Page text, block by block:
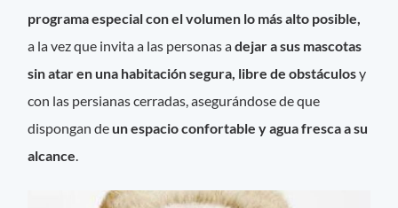
programa especial con el volumen lo más alto posible,
a la vez que invita a las personas adejar a sus mascotas
sin atar en una habitación segura, libre de obstáculosy
con las persianas cerradas, asegurándose de que
dispongan de un espacio confortable y agua fresca a su
alcance